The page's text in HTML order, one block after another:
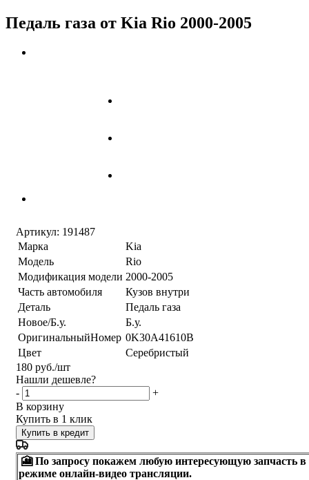
Педаль газа от Kia Rio 2000-2005
Артикул: 191487
Марка
Kia
Модель
Rio
Модификация модели 2000-2005
Часть автомобиля
Кузов внутри
Деталь
Педаль газа
Новое/Б.у.
Б.у.
ОригинальныйНомер 0K30A41610B
Цвет
Серебристый
180 руб./шт
Нашли дешевле?
-
+
В корзину
Купить в 1 клик
Купить в кредит
🎦 По запросу покажем любую интересующую запчасть в
режиме онлайн-видео трансляции.